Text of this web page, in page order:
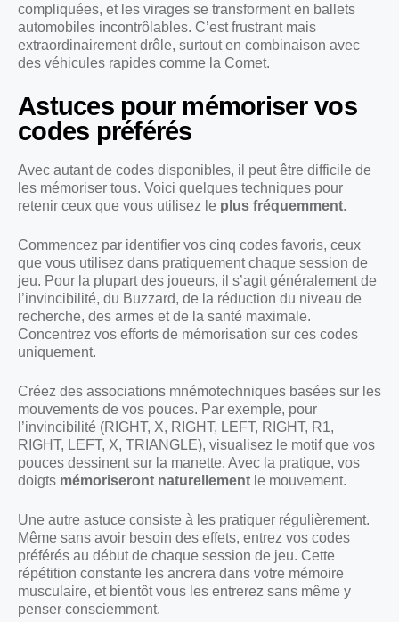
compliquées, et les virages se transforment en ballets
automobiles incontrôlables. C’est frustrant mais
extraordinairement drôle, surtout en combinaison avec
des véhicules rapides comme la Comet.
Astuces pour mémoriser vos
codes préférés
Avec autant de codes disponibles, il peut être difficile de
les mémoriser tous. Voici quelques techniques pour
retenir ceux que vous utilisez le plus fréquemment.
Commencez par identifier vos cinq codes favoris, ceux
que vous utilisez dans pratiquement chaque session de
jeu. Pour la plupart des joueurs, il s’agit généralement de
l’invincibilité, du Buzzard, de la réduction du niveau de
recherche, des armes et de la santé maximale.
Concentrez vos efforts de mémorisation sur ces codes
uniquement.
Créez des associations mnémotechniques basées sur les
mouvements de vos pouces. Par exemple, pour
l’invincibilité (RIGHT, X, RIGHT, LEFT, RIGHT, R1,
RIGHT, LEFT, X, TRIANGLE), visualisez le motif que vos
pouces dessinent sur la manette. Avec la pratique, vos
doigts mémoriseront naturellement le mouvement.
Une autre astuce consiste à les pratiquer régulièrement.
Même sans avoir besoin des effets, entrez vos codes
préférés au début de chaque session de jeu. Cette
répétition constante les ancrera dans votre mémoire
musculaire, et bientôt vous les entrerez sans même y
penser consciemment.